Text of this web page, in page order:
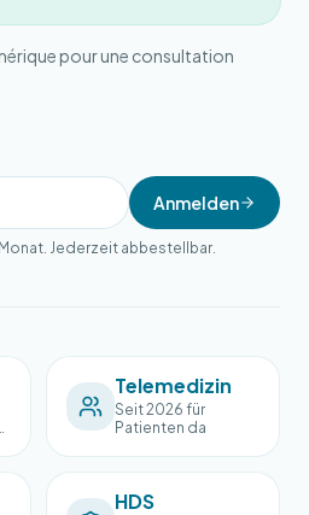
pour une consultation
Anmelden
Monat. Jederzeit abbestellbar.
Telemedizin
Seit 2026 für
Patienten da
HDS